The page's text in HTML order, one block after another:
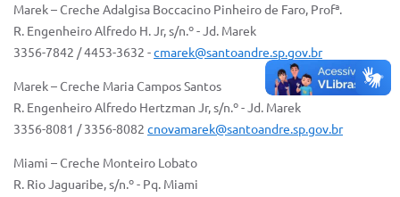
Marek – Creche Adalgisa Boccacino Pinheiro de Faro, Profª.
R. Engenheiro Alfredo H. Jr, s/n.º - Jd. Marek
3356-7842 / 4453-3632 -cmarek@santoandre.sp.gov.br
Marek – Creche Maria Campos Santos
R. Engenheiro Alfredo Hertzman Jr, s/n.º - Jd. Marek
3356-8081 / 3356-8082 cnovamarek@santoandre.sp.gov.br
Miami – Creche Monteiro Lobato
R. Rio Jaguaribe, s/n.º - Pq. Miami